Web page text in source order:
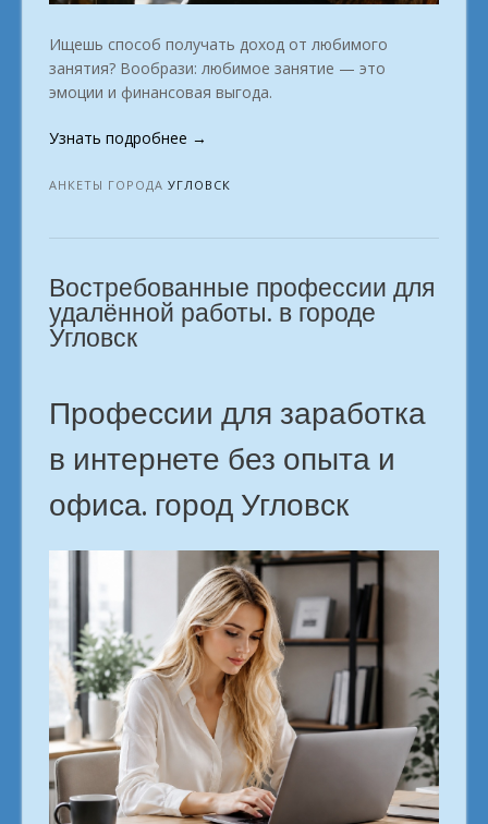
Ищешь способ получать доход от любимого
занятия? Вообрази: любимое занятие — это
эмоции и финансовая выгода.
Узнать подробнее «Ваш
к
в
онлайн-
школе.
→
АНКЕТЫ ГОРОДА УГЛОВСК
Востребованные профессии для
удалённой работы. в городе
Угловск
Профессии для заработка
в интернете без опыта и
офиса. город Угловск